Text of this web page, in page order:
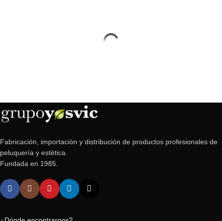
Fabricación, importación y distribución de productos profesionales de
peluquería y estética.
Fundada en 1985.